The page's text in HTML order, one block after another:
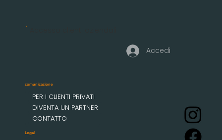
comunicazione
PER I CLIENTI PRIVATI
DIVENTA UN PARTNER
CONTATTO
Legal
Accedi